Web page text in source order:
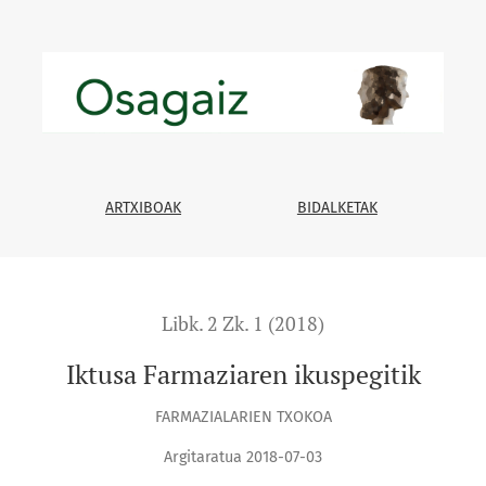
ARTXIBOAK BIDALKETAK
Libk. 2 Zk. 1 (2018)
Iktusa Farmaziaren ikuspegitik
FARMAZIALARIEN TXOKOA
Argitaratua 2018-07-03